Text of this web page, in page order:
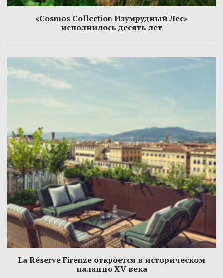
«Cosmos Collection Изумрудный Лес»
исполнилось десять лет
La Réserve Firenze откроется в историческом
палаццо XV века